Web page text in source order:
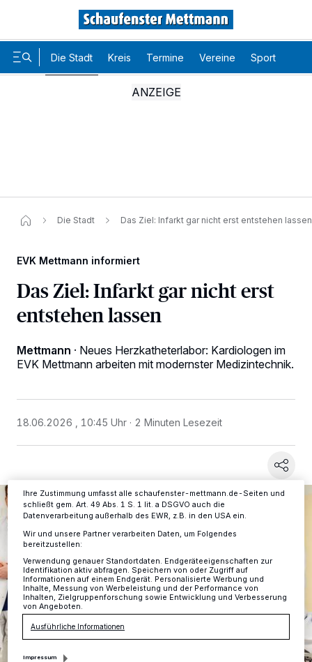
Die Stadt Kreis Termine Vereine Sport
Die Stadt Das Ziel: Infarkt gar nicht erst entstehen lassen
EVK Mettmann informiert
Das Ziel: Infarkt gar nicht erst
entstehen lassen
Mettmann · Neues Herzkatheterlabor: Kardiologen im
EVK Mettmann arbeiten mit modernster Medizintechnik.
18.06.2026 , 10:45 Uhr 2 Minuten Lesezeit
Wir und unsere218-Partner speichern und greifen auf
personenbezogene Daten wie Browserdaten oder eindeutige
verarbeiten Daten, um Ihnen Dienste bereitzustellen“ aufgeführten
Anzeigen möglicherweise nicht mehr so relevant für Sie. Sie können
dieses Menü jederzeit wieder aufrufen, um Ihre Einstellungen zu
Ihre Zustimmung umfasst alle schaufenster-mettmann.de-Seiten und
schließt gem. Art. 49 Abs. 1 S. 1 lit. a DSGVO auch die
Datenverarbeitung außerhalb des EWR, z.B. in den USA ein.
Wir und unsere Partner verarbeiten Daten, um Folgendes
bereitzustellen:
Verwendung genauer Standortdaten. Endgeräteeigenschaften zur
Identifikation aktiv abfragen. Speichern von oder Zugriff auf
Informationen auf einem Endgerät. Personalisierte Werbung und
Inhalte, Messung von Werbeleistung und der Performance von
Inhalten, Zielgruppenforschung sowie Entwicklung und Verbesserung
von Angeboten.
Ausführliche Informationen
Impressum